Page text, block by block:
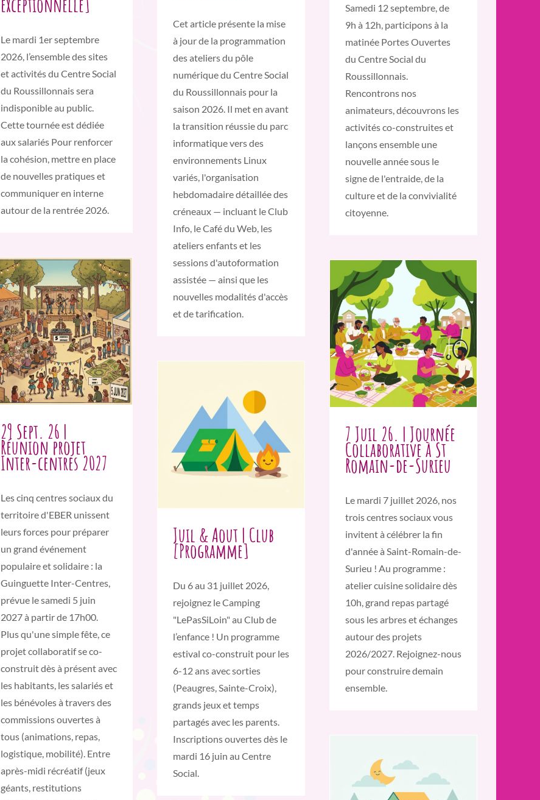
Le mardi 1er septembre
2026, l’ensemble des sites
et activités du Centre Social
du Roussillonnais sera
indisponible au public.
Cette tournée est dédiée
aux salariés Pour renforcer
la cohésion, mettre en place
de nouvelles pratiques et
communiquer en interne
autour de la rentrée 2026.
Cet article présente la mise
à jour de la programmation
des ateliers du pôle
numérique du Centre Social
du Roussillonnais pour la
saison 2026. Il met en avant
la transition réussie du parc
informatique vers des
environnements Linux
variés, l'organisation
hebdomadaire détaillée des
créneaux — incluant le Club
Info, le Café du Web, les
ateliers enfants et les
sessions d'autoformation
assistée — ainsi que les
nouvelles modalités d'accès
et de tarification.
Samedi 12 septembre, de
9h à 12h, participons à la
matinée Portes Ouvertes
du Centre Social du
Roussillonnais.
Rencontrons nos
animateurs, découvrons les
activités co-construites et
lançons ensemble une
nouvelle année sous le
signe de l'entraide, de la
culture et de la convivialité
citoyenne.
29 Sept. 26 |
Réunion projet
Inter-centres 2027
Les cinq centres sociaux du
territoire d'EBER unissent
leurs forces pour préparer
un grand événement
populaire et solidaire : la
Guinguette Inter-Centres,
prévue le samedi 5 juin
2027 à partir de 17h00.
Plus qu'une simple fête, ce
projet collaboratif se co-
construit dès à présent avec
les habitants, les salariés et
les bénévoles à travers des
commissions ouvertes à
tous (animations, repas,
logistique, mobilité). Entre
après-midi récréatif (jeux
géants, restitutions
7 Juil 26. | Journée
Collaborative à St
Romain-de-Surieu
Le mardi 7 juillet 2026, nos
trois centres sociaux vous
invitent à célébrer la fin
d'année à Saint-Romain-de-
Surieu ! Au programme :
atelier cuisine solidaire dès
10h, grand repas partagé
sous les arbres et échanges
autour des projets
2026/2027. Rejoignez-nous
pour construire demain
ensemble.
Juil & Aout | Club
[Programme]
Du 6 au 31 juillet 2026,
rejoignez le Camping
"LePasSiLoin" au Club de
l’enfance ! Un programme
estival co-construit pour les
6-12 ans avec sorties
(Peaugres, Sainte-Croix),
grands jeux et temps
partagés avec les parents.
Inscriptions ouvertes dès le
mardi 16 juin au Centre
Social.